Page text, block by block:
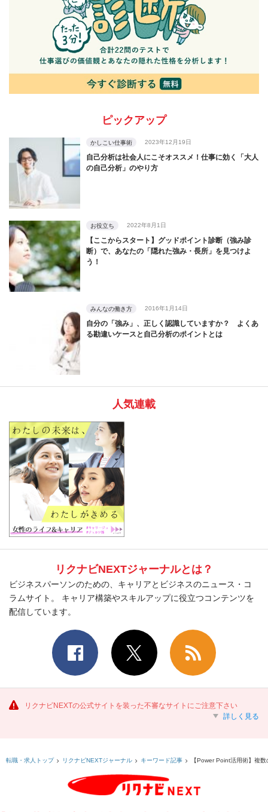
ピックアップ
かしこい仕事術 2023年12月19日
自己分析は社会人にこそオススメ！仕事に効く「大人
の自己分析」のやり方
お役立ち 2022年8月1日
【ここからスタート】グッドポイント診断（強み診
断）で、あなたの「隠れた強み・長所」を見つけよ
う！
みんなの働き方 2016年1月14日
自分の「強み」、正しく認識していますか？ よくあ
る勘違いケースと自己分析のポイントとは
人気連載
リクナビNEXTジャーナルとは？
ビジネスパーソンのための、キャリアとビジネスのニュース・コ
ラムサイト。 キャリア構築やスキルアップに役立つコンテンツを
配信しています。
リクナビNEXTの公式サイトを装った不審なサイトにご注意下さい
詳しく見る
転職・求人トップ リクナビNEXTジャーナル キーワード記事 【Power Point活用術】複